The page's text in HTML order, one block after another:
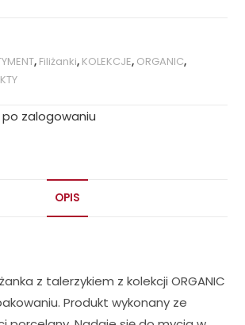
, Filiżanki, KOLEKCJE, ORGANIC,
zalogowaniu
OPIS
z talerzykiem z kolekcji ORGANIC
Produkt wykonany ze